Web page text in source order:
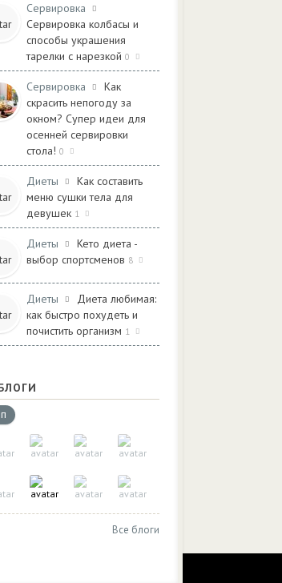
Сервировка
Сервировка колбасы и
способы украшения
тарелки с нарезкой 0
Сервировка
Как
скрасить непогоду за
окном? Супер идеи для
осенней сервировки
стола! 0
Диеты
Как составить
меню сушки тела для
девушек 1
Диеты
Кето диета -
выбор спортсменов 8
Диеты
Диета любимая:
как быстро похудеть и
почистить организм 1
Все блоги